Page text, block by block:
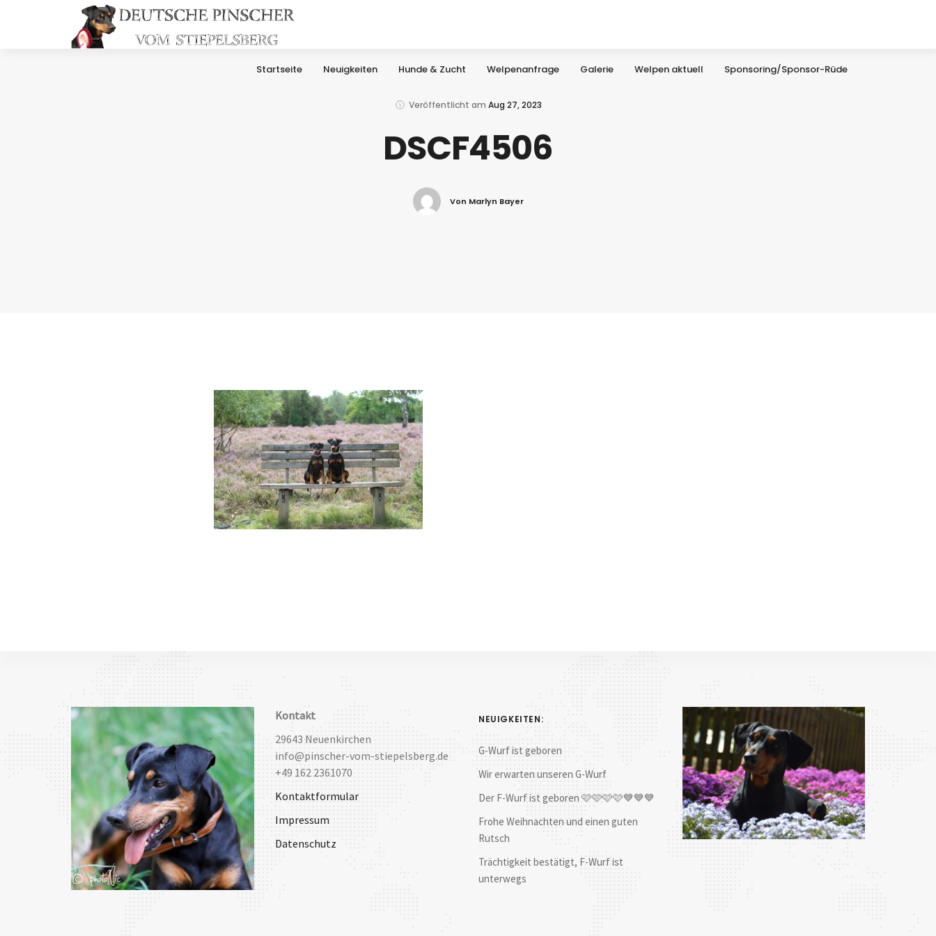
Startseite Neuigkeiten Hunde & Zucht Welpenanfrage Galerie Welpen aktuell Sponsoring/Sponsor-Rüde
Veröffentlicht am Aug 27, 2023
DSCF4506
Von Marlyn Bayer
Kontakt
29643 Neuenkirchen
info@pinscher-vom-stiepelsberg.de
+49 162 2361070
Kontaktformular
Impressum
Datenschutz
NEUIGKEITEN:
G-Wurf ist geboren
Wir erwarten unseren G-Wurf
Der F-Wurf ist geboren 🩷🩷🩷🩷💙💙💙
Frohe Weihnachten und einen guten
Rutsch
Trächtigkeit bestätigt, F-Wurf ist
unterwegs